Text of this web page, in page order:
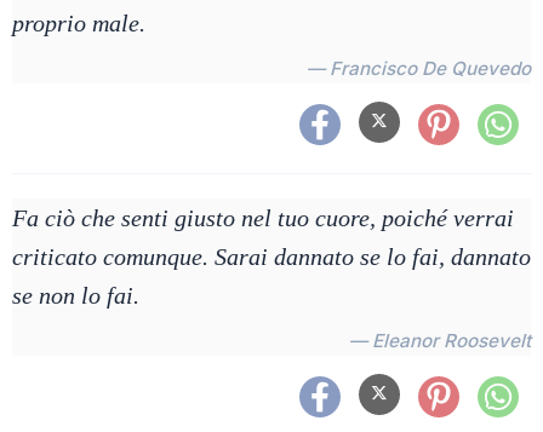
proprio male.
— Francisco De Quevedo
Fa ciò che senti giusto nel tuo cuore, poiché verrai
criticato comunque. Sarai dannato se lo fai, dannato
se non lo fai.
— Eleanor Roosevelt